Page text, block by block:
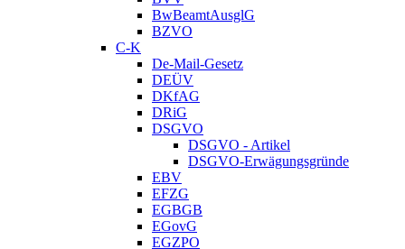
BwBeamtAusglG
BZVO
C-K
De-Mail-Gesetz
DEÜV
DKfAG
DRiG
DSGVO
DSGVO - Artikel
DSGVO-Erwägungsgründe
EBV
EFZG
EGBGB
EGovG
EGZPO